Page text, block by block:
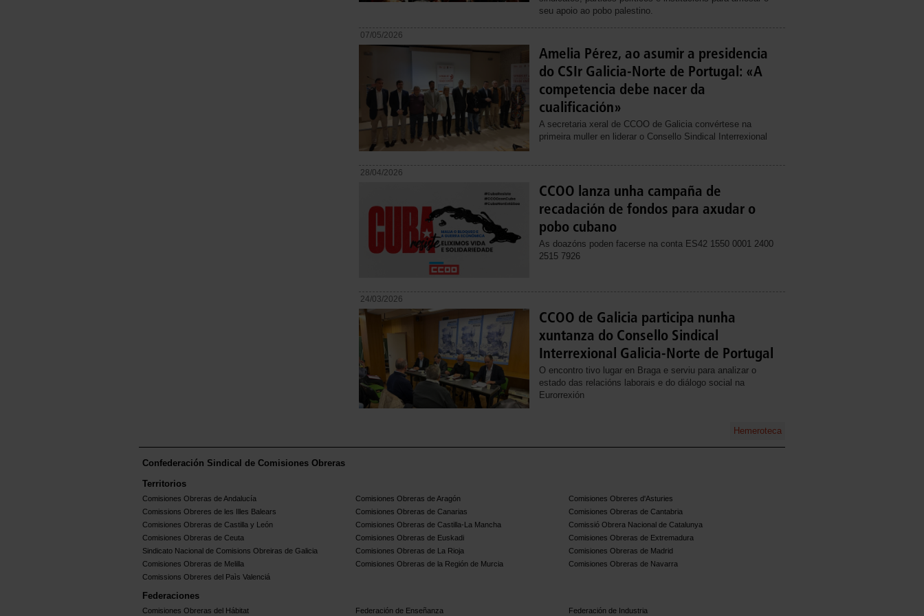
seu apoio ao pobo palestino.
07/05/2026
Amelia Pérez, ao asumir a presidencia
do CSIr Galicia-Norte de Portugal: «A
competencia debe nacer da
cualificación»
A secretaria xeral de CCOO de Galicia convértese na
primeira muller en liderar o Consello Sindical Interrexional
28/04/2026
CCOO lanza unha campaña de
recadación de fondos para axudar o
pobo cubano
As doazóns poden facerse na conta ES42 1550 0001 2400
2515 7926
24/03/2026
CCOO de Galicia participa nunha
xuntanza do Consello Sindical
Interrexional Galicia-Norte de Portugal
O encontro tivo lugar en Braga e serviu para analizar o
estado das relacións laborais e do diálogo social na
Eurorrexión
Hemeroteca
Confederación Sindical de Comisiones Obreras
Territorios
Comisiones Obreras de Andalucía Comisiones Obreras de Aragón
Comisiones Obreres d'Asturies
Comissions Obreres de les Illes Balears
Comisiones Obreras de Canarias
Comisiones Obreras de Cantabria
Comisiones Obreras de Castilla y León
Comisiones Obreras de Castilla-La Mancha
Comissió Obrera Nacional de Catalunya
Comisiones Obreras de Ceuta
Comisiones Obreras de Euskadi
Comisiones Obreras de Extremadura
Sindicato Nacional de Comisions Obreiras de Galicia
Comisiones Obreras de La Rioja
Comisiones Obreras de Madrid
Comisiones Obreras de Melilla
Comisiones Obreras de la Región de Murcia
Comisiones Obreras de Navarra
Comissions Obreres del Paìs Valenciá
Federaciones
Comisiones Obreras del Hábitat Federación de Enseñanza Federación de Industria